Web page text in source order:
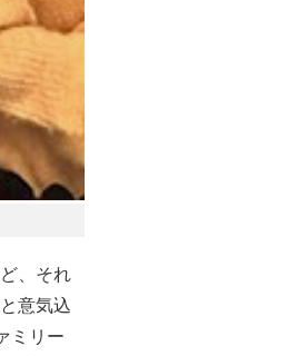
、それ
意気込
ミリー